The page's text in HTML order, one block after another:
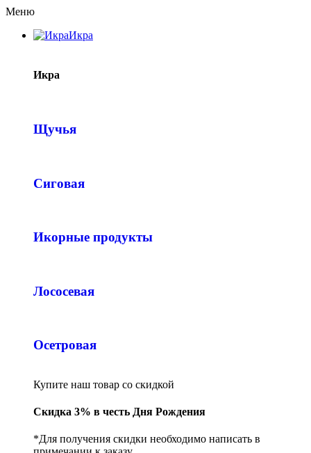
Меню
Икра
Икра
Щучья
Сиговая
Икорные продукты
Лососевая
Осетровая
Купите наш товар со скидкой
Скидка 3% в честь Дня Рождения
*Для получения скидки необходимо написать в